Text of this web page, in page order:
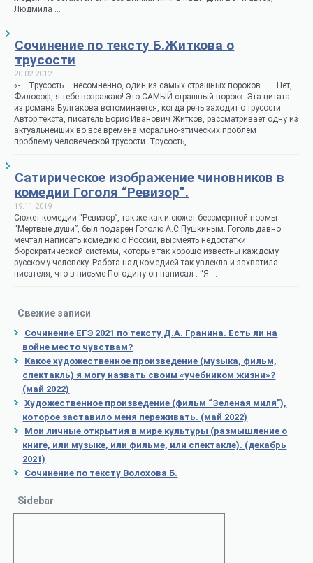
Людмила …
Сочинение по тексту Б.Житкова о
трусости
20.02.2012
«- …Трусость – несомненно, один из самых страшных пороков… – Нет,
Философ, я тебе возражаю! Это САМЫЙ страшный порок». Эта цитата
из романа Булгакова вспоминается, когда речь заходит о трусости.
Автор текста, писатель Борис Иванович Житков, рассматривает одну из
актуальнейших во все времена морально-этических проблем –
проблему человеческой трусости. Трусость, …
Сатирическое изображение чиновников в
комедии Гоголя “Ревизор”.
19.11.2019
Сюжет комедии “Ревизор”, так же как и сюжет бессмертной поэмы
“Мертвые души”, был подарен Гоголю А.С.Пушкиным. Гоголь давно
мечтал написать комедию о России, высмеять недостатки
бюрократической системы, которые так хорошо известны каждому
русскому человеку. Работа над комедией так увлекла и захватила
писателя, что в письме Погодину он написал : “Я …
Свежие записи
Сочинение ЕГЭ 2021 по тексту Д.А. Гранина. Есть ли на
войне место чувствам?
Какое художественное произведение (музыка, фильм,
спектакль) я могу назвать своим «учебником жизни»?
(май 2022)
Художественное произведение (фильм “Зеленая миля”),
которое заставило меня переживать. (май 2022)
Мои личные открытия в мире культуры (размышление о
книге, или музыке, или фильме, или спектакле). (декабрь
2021)
Сочинение по тексту Волохова Б.
Sidebar